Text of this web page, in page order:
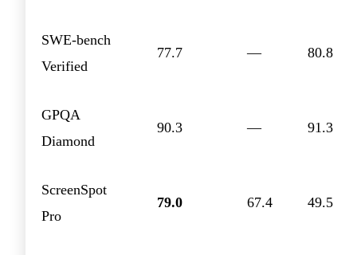
SWE-bench
Verified
77.7 — 80.8
GPQA
Diamond
90.3 — 91.3
ScreenSpot
Pro
79.0 67.4 49.5